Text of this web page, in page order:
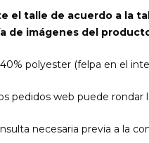
el talle de acuerdo a la
de imágenes del
polyester (felpa en el
pedidos web puede rondar
necesaria previa a la